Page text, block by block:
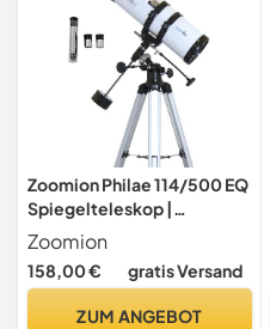
Zoomion Philae 114/500 EQ
Spiegelteleskop |
astronomisches Teleskop
Set | mit Stativ, Montierung
und Okularen | ideal für
Zoomion
158,00 € gratis Versand
ZUM ANGEBOT